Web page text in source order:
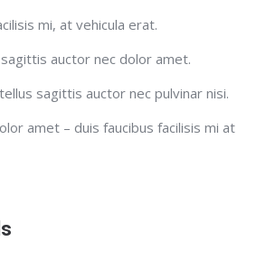
mi, at vehicula erat.
auctor nec dolor amet.
sagittis auctor nec pulvinar nisi.
amet – duis faucibus facilisis mi at